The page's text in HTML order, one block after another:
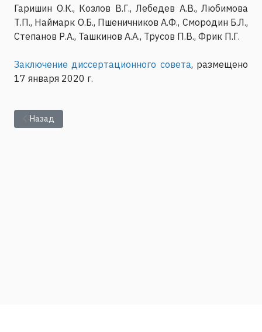
Гаришин О.К., Козлов В.Г., Лебедев А.В., Любимова
Т.П., Наймарк О.Б., Пшеничников А.Ф., Смородин Б.Л.,
Степанов Р.А., Ташкинов А.А., Трусов П.В., Фрик П.Г.
Заключение диссертационного совета, размещено
17 января 2020 г.
Предыдущий: Защита диссертации Ведерниковой А.И. на
Назад